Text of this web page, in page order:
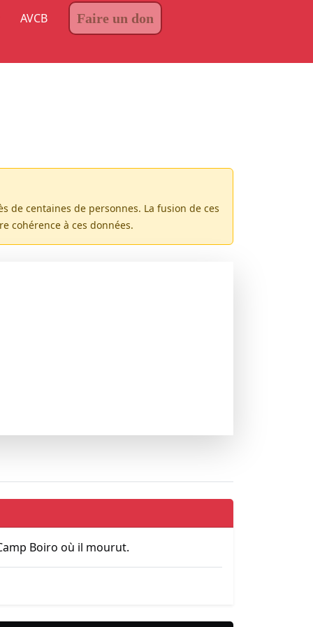
AVCB Faire un don
de centaines de personnes. La fusion de ces
cohérence à ces données.
Boiro où il mourut.